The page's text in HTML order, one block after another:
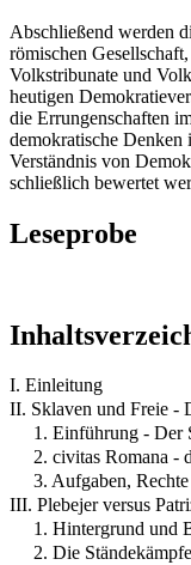
Abschließend werden
römischen
Volkstribunate und
heutigen
die Errungenschaften
demokratische Denken
Verständnis von
schließlich bewertet
Leseprobe
I. Einleitung
II. Sklaven und Freie -
1. Einführung - Der
2. civitas Romana -
3. Aufgaben,
III. Plebejer versus
1. Hintergrund und
2. Die Ständekämpfe